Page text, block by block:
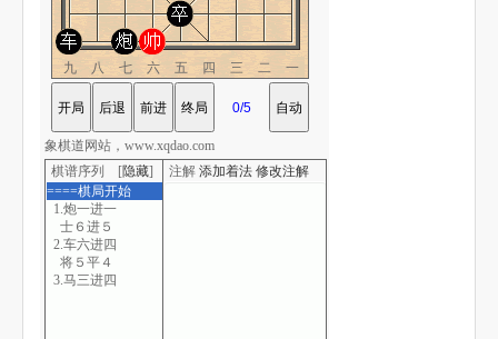
九八七六五四三二一
棋谱序列 [隐藏]
====棋局开始
1.炮一进一
士６进５
2.车六进四
将５平４
3.马三进四
注解 添加着法 修改注解
象棋道网站，www.xqdao.com